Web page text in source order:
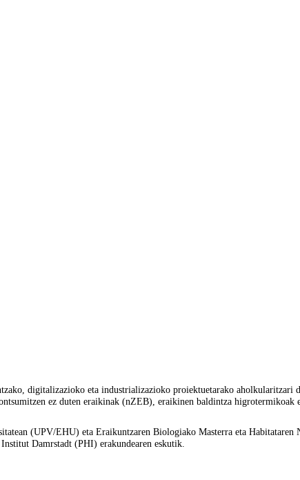
digitalizazioko eta industrializazioko proiektuetarako aholkularitzari
ez duten eraikinak (nZEB), eraikinen baldintza higrotermikoak
(UPV/EHU) eta Eraikuntzaren Biologiako Masterra eta Habitataren
Damrstadt (PHI) erakundearen eskutik.